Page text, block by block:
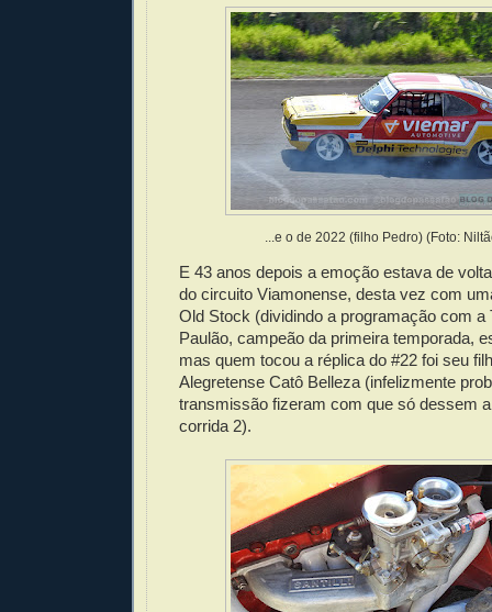
...e o de 2022 (filho Pedro) (Foto:
E 43 anos depois a emoção estava de
do circuito Viamonense, desta vez com
Old Stock (dividindo a programação com a
Paulão, campeão da primeira temporada,
mas quem tocou a réplica do #22 foi seu
Alegretense Catô Belleza (infelizmente
transmissão fizeram com que só dessem
corrida 2).